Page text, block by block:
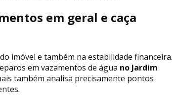
em geral e caça
imóvel e também na estabilidade financeira.
em vazamentos de água no Jardim
também analisa precisamente pontos